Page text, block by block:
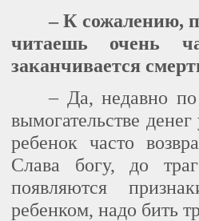
– К сожалению,
читаешь очень
заканчивается
– Да, недавно
вымогательстве
ребенок часто
Слава богу, до
появляются
ребенком, надо бить